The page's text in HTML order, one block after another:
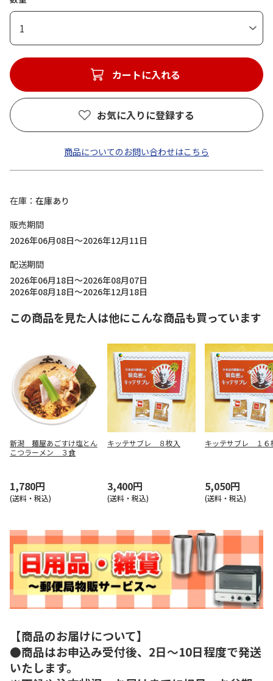
1
カートに入れる
お気に入りに登録する
商品についてのお問い合わせはこちら
在庫
在庫あり
販売期間
2026年06月08日～2026年12月11日
配送期間
2026年06月18日～2026年08月07日
2026年08月18日～2026年12月18日
この商品を見た人は他にこんな商品も買っています
新潟 麺屋あごすけ塩とん
こつラーメン ３食
1,780円
(送料・税込)
キッテサブレ ８枚入
3,400円
(送料・税込)
キッテサブレ １６
5,050円
(送料・税込)
【商品のお届けについて】
●商品はお申込み受付後、2日～10日程度で発送
いたします。